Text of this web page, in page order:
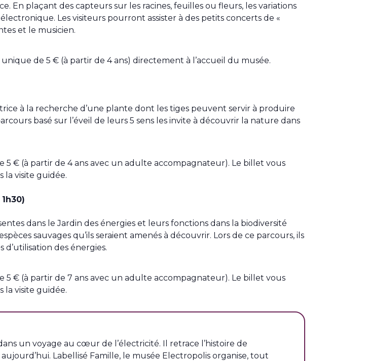
plaçant des capteurs sur les racines, feuilles ou fleurs, les variations
Les visiteurs pourront assister à des petits concerts de «
et le musicien.
de 5 € (à partir de 4 ans) directement à l’accueil du musée.
à la recherche d’une plante dont les tiges peuvent servir à produire
basé sur l’éveil de leurs 5 sens les invite à découvrir la nature dans
€ (à partir de 4 ans avec un adulte accompagnateur). Le billet vous
la visite guidée.
dans le Jardin des énergies et leurs fonctions dans la biodiversité
sauvages qu’ils seraient amenés à découvrir. Lors de ce parcours, ils
des énergies.
€ (à partir de 7 ans avec un adulte accompagnateur). Le billet vous
la visite guidée.
un voyage au cœur de l’électricité. Il retrace l’histoire de
aujourd’hui. Labellisé Famille, le musée Electropolis organise, tout